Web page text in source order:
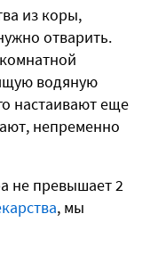
из коры,
отварить.
водяную
настаивают еще
непременно
не превышает 2
, мы